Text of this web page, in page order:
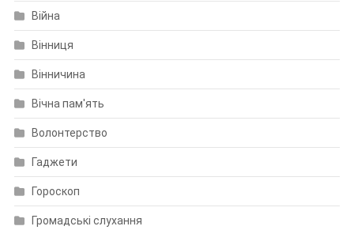
Війна
Вінниця
Вінничина
Вічна пам'ять
Волонтерство
Гаджети
Гороскоп
Громадські слухання